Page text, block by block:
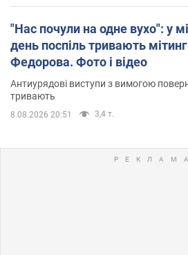
"Нас почули на одне вухо": у
день поспіль тривають
Федорова. Фото і відео
Антиурядові виступи з вимогою
тривають
8.08.2026 20:51 3,4 т.